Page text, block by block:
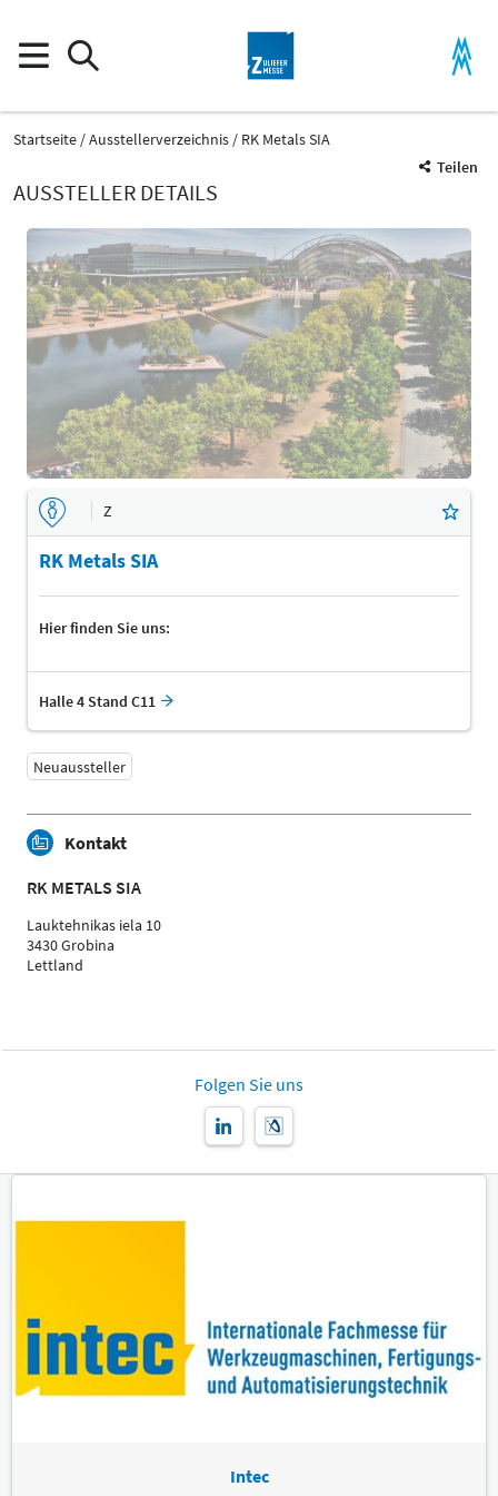
Startseite Ausstellerverzeichnis
RK Metals SIA
Teilen
AUSSTELLER DETAILS
Z
RK Metals SIA
Hier finden Sie uns:
Halle 4 Stand C11
Neuaussteller
Kontakt
RK METALS SIA
Lauktehnikas iela 10
3430 Grobina
Lettland
Folgen Sie uns
Intec